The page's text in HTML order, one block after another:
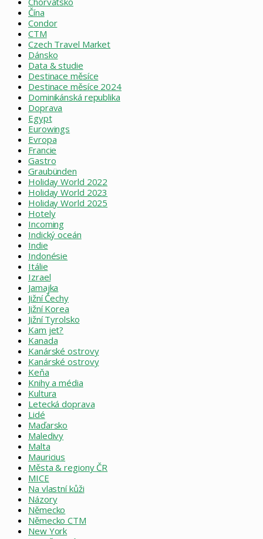
Čína
Condor
CTM
Czech Travel Market
Dánsko
Data & studie
Destinace měsíce
Destinace měsíce 2024
Dominikánská republika
Doprava
Egypt
Eurowings
Evropa
Francie
Gastro
Graubünden
Holiday World 2022
Holiday World 2023
Holiday World 2025
Hotely
Incoming
Indický oceán
Indie
Indonésie
Itálie
Izrael
Jamajka
Jižní Čechy
Jižní Korea
Jižní Tyrolsko
Kam jet?
Kanada
Kanárské ostrovy
Kanárské ostrovy
Keňa
Knihy a média
Kultura
Letecká doprava
Lidé
Maďarsko
Maledivy
Malta
Mauricius
Města & regiony ČR
MICE
Na vlastní kůži
Názory
Německo
Německo CTM
New York